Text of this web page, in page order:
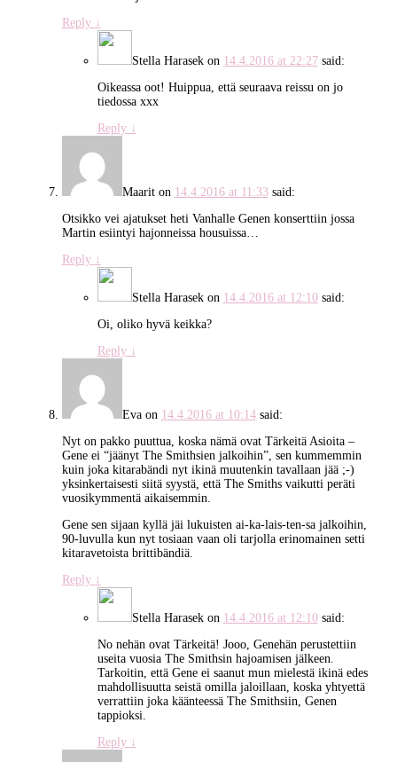
Reply ↓
Stella Harasekon 14.4.2016 at 22:27 said:
Oikeassa oot! Huippua, että seuraava reissu on jo
tiedossa xxx
Reply ↓
Maariton 14.4.2016 at 11:33 said:
Otsikko vei ajatukset heti Vanhalle Genen konserttiin jossa
Martin esiintyi hajonneissa housuissa…
Reply ↓
Stella Harasekon 14.4.2016 at 12:10 said:
Oi, oliko hyvä keikka?
Reply ↓
Evaon 14.4.2016 at 10:14 said:
Nyt on pakko puuttua, koska nämä ovat Tärkeitä Asioita –
Gene ei “jäänyt The Smithsien jalkoihin”, sen kummemmin
kuin joka kitarabändi nyt ikinä muutenkin tavallaan jää ;-)
yksinkertaisesti siitä syystä, että The Smiths vaikutti peräti
vuosikymmentä aikaisemmin.
Gene sen sijaan kyllä jäi lukuisten ai-ka-lais-ten-sa jalkoihin,
90-luvulla kun nyt tosiaan vaan oli tarjolla erinomainen setti
kitaravetoista brittibändiä.
Reply ↓
Stella Harasekon 14.4.2016 at 12:10 said:
No nehän ovat Tärkeitä! Jooo, Genehän perustettiin
useita vuosia The Smithsin hajoamisen jälkeen.
Tarkoitin, että Gene ei saanut mun mielestä ikinä edes
mahdollisuutta seistä omilla jaloillaan, koska yhtyettä
verrattiin joka käänteessä The Smithsiin, Genen
tappioksi.
Reply ↓